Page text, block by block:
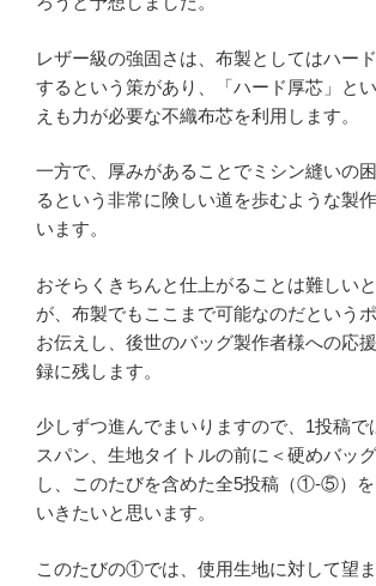
レザー級の強固さは、布製としてはハー
するという策があり、「ハード厚芯」と
えも力が必要な不織布芯を利用します。
一方で、厚みがあることでミシン縫いの
るという非常に険しい道を歩むような製
います。
おそらくきちんと仕上がることは難しい
が、布製でもここまで可能なのだという
お伝えし、後世のバッグ製作者様への応
録に残します。
少しずつ進んでまいりますので、1投稿で
スパン、生地タイトルの前に＜硬めバッ
し、このたびを含めた全5投稿（①-⑤）を
いきたいと思います。
このたびの①では、使用生地に対して望